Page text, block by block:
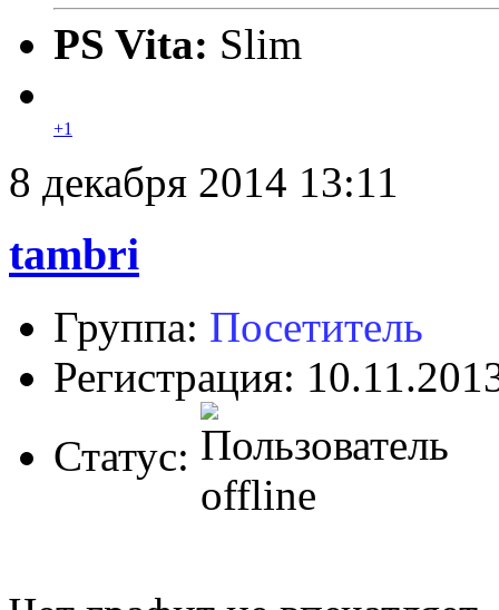
PS Vita: Slim
+1
8 декабря 2014 13:11
tambri
Группа: Посетитель
Регистрация:
Статус: